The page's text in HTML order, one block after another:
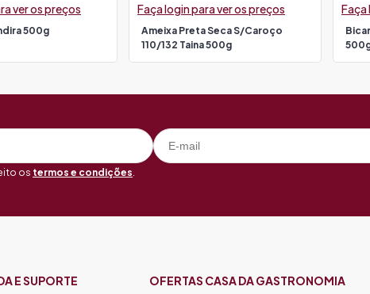
500g
ver os preços
Ameixa Preta Seca S/caroço
110/132 Taina 500g
Faça login para ver os preços Faça
os termos e condições.
E SUPORTE OFERTAS CASA DA GASTRONOMIA